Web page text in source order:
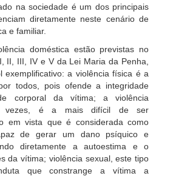
na sociedade é um dos principais
diretamente neste cenário de
e familiar.
doméstica estão previstas no
II, III, IV e V da Lei Maria da Penha,
exemplificativo: a violência física é a
todos, pois ofende a integridade
corporal da vítima; a violência
vezes, é a mais difícil de ser
em vista que é considerada como
de gerar um dano psíquico e
diretamente a autoestima e o
da vítima; violência sexual, este tipo
que constrange a vítima a